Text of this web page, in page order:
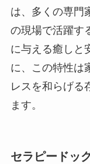
は、多くの専門
の現場で活躍す
に与える癒しと
に、この特性は
レスを和らげる
ます。
セラピードッ